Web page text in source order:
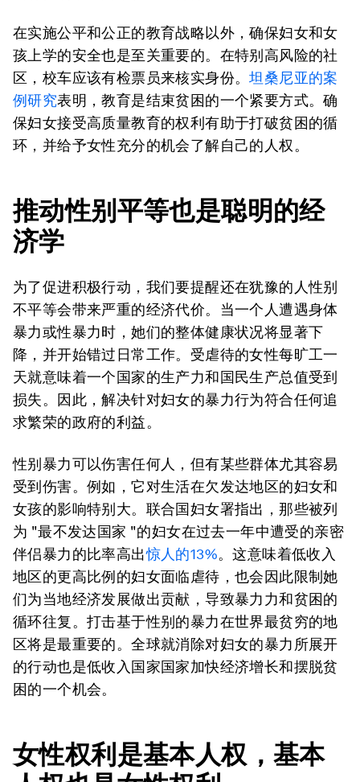
在实施公平和公正的教育战略以外，确保妇女和女
孩上学的安全也是至关重要的。在特别高风险的社
区，校车应该有检票员来核实身份。坦桑尼亚的案
例研究表明，教育是结束贫困的一个紧要方式。确
保妇女接受高质量教育的权利有助于打破贫困的循
环，并给予女性充分的机会了解自己的人权。
推动性别平等也是聪明的经
济学
为了促进积极行动，我们要提醒还在犹豫的人性别
不平等会带来严重的经济代价。当一个人遭遇身体
暴力或性暴力时，她们的整体健康状况将显著下
降，并开始错过日常工作。受虐待的女性每旷工一
天就意味着一个国家的生产力和国民生产总值受到
损失。因此，解决针对妇女的暴力行为符合任何追
求繁荣的政府的利益。
性别暴力可以伤害任何人，但有某些群体尤其容易
受到伤害。例如，它对生活在欠发达地区的妇女和
女孩的影响特别大。联合国妇女署指出，那些被列
为 "最不发达国家 "的妇女在过去一年中遭受的亲密
伴侣暴力的比率高出惊人的13%。这意味着低收入
地区的更高比例的妇女面临虐待，也会因此限制她
们为当地经济发展做出贡献，导致暴力力和贫困的
循环往复。打击基于性别的暴力在世界最贫穷的地
区将是最重要的。全球就消除对妇女的暴力所展开
的行动也是低收入国家国家加快经济增长和摆脱贫
困的一个机会。
女性权利是基本人权，基本